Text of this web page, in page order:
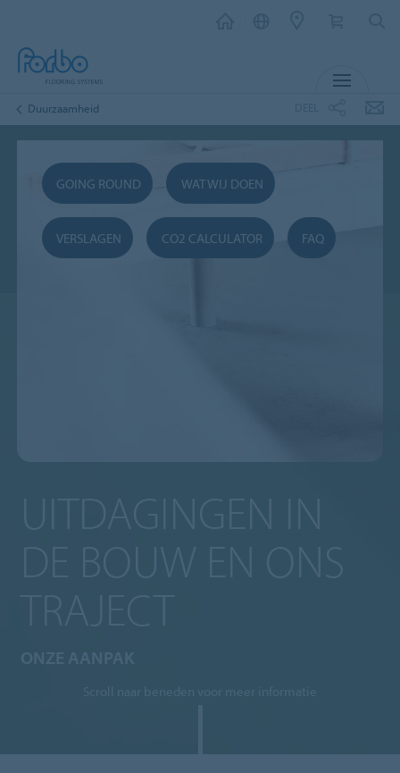
Duurzaamheid
GOING ROUND WAT WIJ DOEN
VERSLAGEN CO2 CALCULATOR FAQ